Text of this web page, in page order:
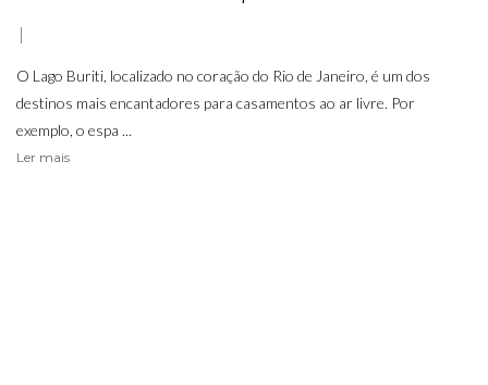
O Lago Buriti, localizado no coração do Rio de Janeiro, é um dos
destinos mais encantadores para casamentos ao ar livre. Por
exemplo, o espa ...
Ler mais